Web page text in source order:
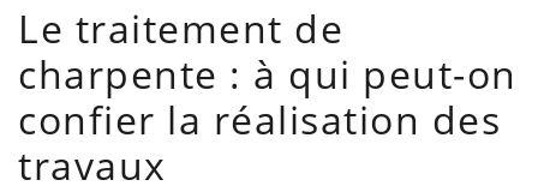
Le traitement de
charpente : à qui peut-on
confier la réalisation des
travaux